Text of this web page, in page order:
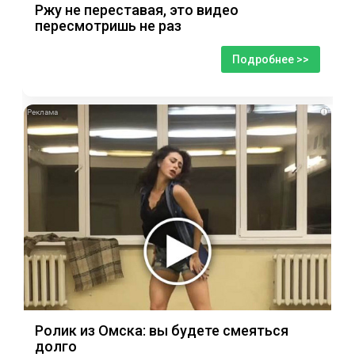
Ржу не переставая, это видео
пересмотришь не раз
Подробнее >>
i
Ролик из Омска: вы будете смеяться
долго